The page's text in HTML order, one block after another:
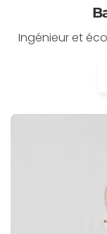
Ingénieur et